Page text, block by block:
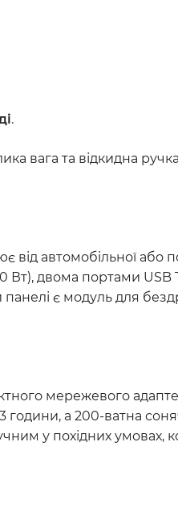
.
вага та відкидна
від автомобільної або
Вт), двома портами USB
є модуль для
мережевого
години, а 200-ватна
у похідних умовах,